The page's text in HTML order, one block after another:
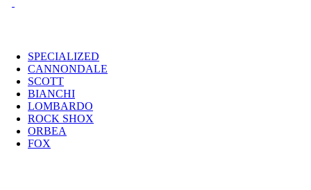
SPECIALIZED
CANNONDALE
SCOTT
BIANCHI
LOMBARDO
ROCK SHOX
ORBEA
FOX